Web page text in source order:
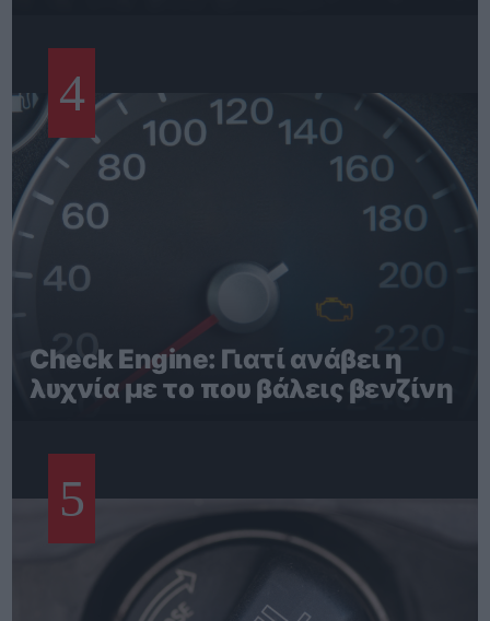
4
Check Engine: Γιατί ανάβει η
λυχνία με το που βάλεις βενζίνη
5